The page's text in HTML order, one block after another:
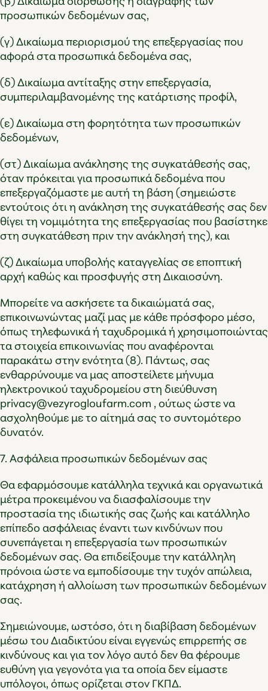
προσωπικών δεδομένων σας,
(γ) Δικαίωμα περιορισμού της επεξεργασίας που
αφορά στα προσωπικά δεδομένα σας,
(δ) Δικαίωμα αντίταξης στην επεξεργασία,
συμπεριλαμβανομένης της κατάρτισης προφίλ,
(ε) Δικαίωμα στη φορητότητα των προσωπικών
δεδομένων,
(στ) Δικαίωμα ανάκλησης της συγκατάθεσής σας,
όταν πρόκειται για προσωπικά δεδομένα που
επεξεργαζόμαστε με αυτή τη βάση (σημειώστε
εντούτοις ότι η ανάκληση της συγκατάθεσής σας δεν
θίγει τη νομιμότητα της επεξεργασίας που βασίστηκε
στη συγκατάθεση πριν την ανάκλησή της), και
(ζ) Δικαίωμα υποβολής καταγγελίας σε εποπτική
αρχή καθώς και προσφυγής στη Δικαιοσύνη.
Μπορείτε να ασκήσετε τα δικαιώματά σας,
επικοινωνώντας μαζί μας με κάθε πρόσφορο μέσο,
όπως τηλεφωνικά ή ταχυδρομικά ή χρησιμοποιώντας
τα στοιχεία επικοινωνίας που αναφέρονται
παρακάτω στην ενότητα (8). Πάντως, σας
ενθαρρύνουμε να μας αποστείλετε μήνυμα
ηλεκτρονικού ταχυδρομείου στη διεύθυνση
privacy@vezyrogloufarm.com , ούτως ώστε να
ασχοληθούμε με το αίτημά σας το συντομότερο
δυνατόν.
7. Ασφάλεια προσωπικών δεδομένων σας
Θα εφαρμόσουμε κατάλληλα τεχνικά και οργανωτικά
μέτρα προκειμένου να διασφαλίσουμε την
προστασία της ιδιωτικής σας ζωής και κατάλληλο
επίπεδο ασφάλειας έναντι των κινδύνων που
συνεπάγεται η επεξεργασία των προσωπικών
δεδομένων σας. Θα επιδείξουμε την κατάλληλη
πρόνοια ώστε να εμποδίσουμε την τυχόν απώλεια,
κατάχρηση ή αλλοίωση των προσωπικών δεδομένων
σας.
Σημειώνουμε, ωστόσο, ότι η διαβίβαση δεδομένων
μέσω του Διαδικτύου είναι εγγενώς επιρρεπής σε
κινδύνους και για τον λόγο αυτό δεν θα φέρουμε
ευθύνη για γεγονότα για τα οποία δεν είμαστε
υπόλογοι, όπως ορίζεται στον ΓΚΠΔ.